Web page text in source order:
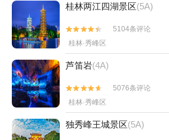
桂林两江四湖景区(5A)


5104条评论
桂林·秀峰区
芦笛岩(4A)


5076条评论
桂林·秀峰区
独秀峰王城景区(5A)